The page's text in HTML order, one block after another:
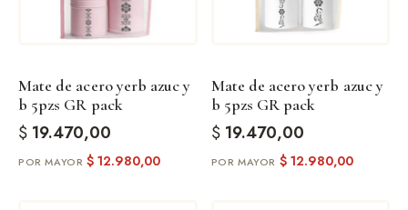
Mate de acero yerb azuc y
b 5pzs GR pack
$ 19.470,00
$ 12.980,00
Mate de acero yerb azuc y
b 5pzs GR pack
$19.470,00
$12.980,00